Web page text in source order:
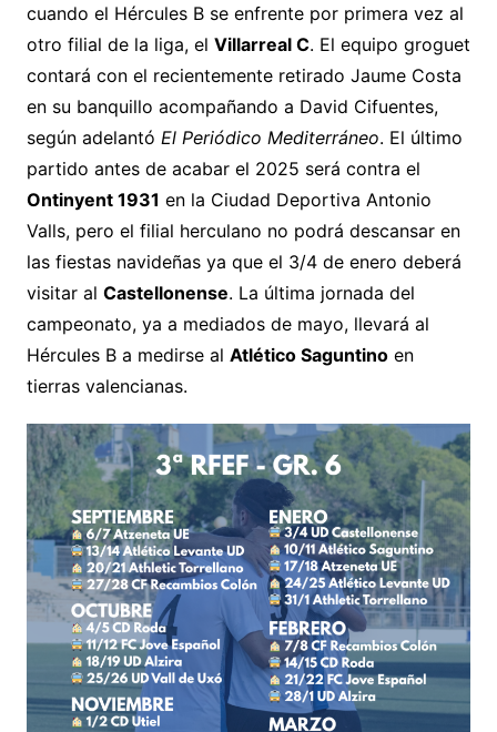
cuando el Hércules B se enfrente por primera vez al
otro filial de la liga, el Villarreal C. El equipo groguet
contará con el recientemente retirado Jaume Costa
en su banquillo acompañando a David Cifuentes,
según adelantó El Periódico Mediterráneo. El último
partido antes de acabar el 2025 será contra el
Ontinyent 1931 en la Ciudad Deportiva Antonio
Valls, pero el filial herculano no podrá descansar en
las fiestas navideñas ya que el 3/4 de enero deberá
visitar al Castellonense. La última jornada del
campeonato, ya a mediados de mayo, llevará al
Hércules B a medirse al Atlético Saguntinoen
tierras valencianas.